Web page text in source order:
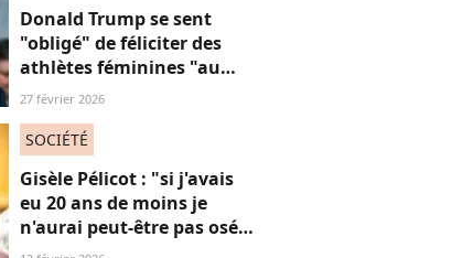
Donald Trump se sent
"obligé" de féliciter des
athlètes féminines "au
risque d'être destitué"
27 février 2026
SOCIÉTÉ
Gisèle Pélicot : "si j'avais
eu 20 ans de moins je
n'aurai peut-être pas osé
refuser le huis-clos"